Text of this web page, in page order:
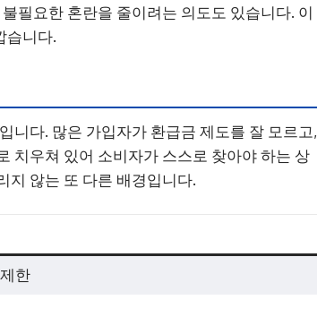
필요한 혼란을 줄이려는 의도도 있습니다. 이
습니다.
니다. 많은 가입자가 환급금 제도를 잘 모르고,
치우쳐 있어 소비자가 스스로 찾아야 하는 상
지 않는 또 다른 배경입니다.
한